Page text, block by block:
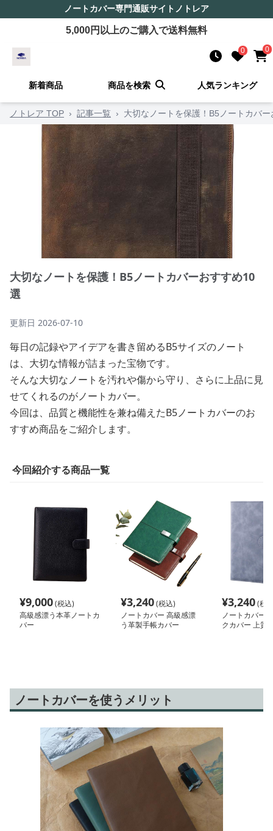
ノートカバー専門通販サイト ノトレア
5,000円以上のご購入で送料無料
0 0
新着商品 商品を検索 人気ランキング
ノトレア TOP › 記事一覧 › 大切なノートを保護！B5ノートカバ
大切なノートを保護！B5ノートカバーおすすめ10
選
更新日 2026-07-10
毎日の記録やアイデアを書き留めるB5サイズのノート
は、大切な情報が詰まった宝物です。
そんな大切なノートを汚れや傷から守り、さらに上品に見
せてくれるのがノートカバー。
今回は、品質と機能性を兼ね備えたB5ノートカバーのお
すすめ商品をご紹介します。
今回紹介する商品一覧
¥9,000(税込)
高級感漂う本革ノートカ
バー
¥3,240(税込)
ノートカバー 高級感漂
う革製手帳カバー
¥3,240(税
ノートカバー
クカバー 上質
ノートカバーを使うメリット